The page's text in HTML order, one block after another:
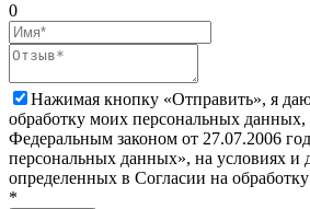
0
Нажимая кнопку «Отправить», я даю
обработку моих персональных данных,
Федеральным законом от 27.07.2006
персональных данных», на условиях и
определенных в Согласии на
*